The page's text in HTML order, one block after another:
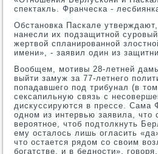
спектакль. Франческа -
Обстановка Паскале
нанесли их подзащитной
жертвой спланированной
имени», - заявил один из
Вообщем, мотивы 28-летней
выйти замуж за 77-летнего
попадавшего под трибунал (в
сексапильную связь с
дискуссируются в прессе. Сама
одном из интервью заявила, что
вероятное, чтоб подтолкнуть
ему осталось лишь огласить
что остается рядом со своим
богатстве, и в бедности»,